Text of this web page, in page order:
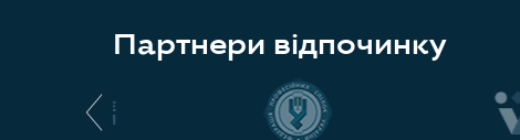
Партнери відпочинку